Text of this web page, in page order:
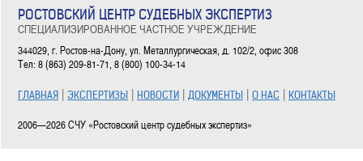
РОСТОВСКИЙ ЦЕНТР СУДЕБНЫХ ЭКСПЕРТИЗ
СПЕЦИАЛИЗИРОВАННОЕ ЧАСТНОЕ УЧРЕЖДЕНИЕ
344029, г. Ростов-на-Дону, ул. Металлургическая, д. 102/2, офис 308
Тел: 8 (863) 209-81-71, 8 (800) 100-34-14
ГЛАВНАЯ | ЭКСПЕРТИЗЫ | НОВОСТИ | ДОКУМЕНТЫ | О НАС | КОНТАКТЫ
2006—2026 СЧУ «Ростовский центр судебных экспертиз»